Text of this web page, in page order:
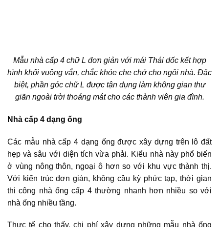
Mẫu nhà cấp 4 chữ L đơn giản với mái Thái dốc kết hợp
hình khối vuông vắn, chắc khỏe che chở cho ngôi nhà. Đặc
biệt, phần góc chữ L được tận dụng làm không gian thư
giãn ngoài trời thoáng mát cho các thành viên gia đình.
Nhà cấp 4 dạng ống
Các mẫu nhà cấp 4 dạng ống được xây dựng trên lô đất
hẹp và sâu với diện tích vừa phải. Kiểu nhà này phổ biến
ở vùng nông thôn, ngoại ô hơn so với khu vực thành thị.
Với kiến trúc đơn giản, không cầu kỳ phức tạp, thời gian
thi công nhà ống cấp 4 thường nhanh hơn nhiều so với
nhà ống nhiều tầng.
Thực tế cho thấy, chi phí xây dựng những mẫu nhà ống